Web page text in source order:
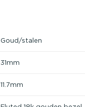
Goud/stalen
31mm
11.7mm